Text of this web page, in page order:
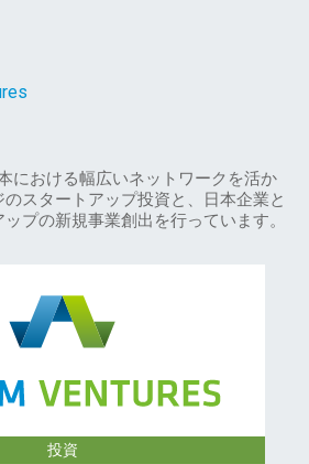
における幅広いネットワークを活か
スタートアップ投資と、日本企業と
プの新規事業創出を行っています。
投資